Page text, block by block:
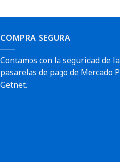
COMPRA SEGURA
Contamos con la seguridad de
pasarelas de pago de Mercado
Getnet.